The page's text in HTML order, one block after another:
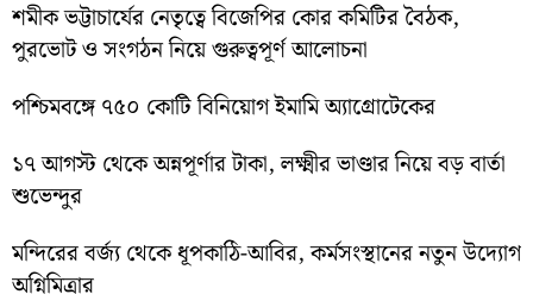
শমীক ভট্টাচার্যের নেতৃত্বে বিজেপির কোর কমিটির বৈঠক,
পুরভোট ও সংগঠন নিয়ে গুরুত্বপূর্ণ আলোচনা
পশ্চিমবঙ্গে ৭৫০ কোটি বিনিয়োগ ইমামি অ্যাগ্রোটেকের
১৭ আগস্ট থেকে অন্নপূর্ণার টাকা, লক্ষ্মীর ভাণ্ডার নিয়ে বড় বার্তা
শুভেন্দুর
মন্দিরের বর্জ্য থেকে ধূপকাঠি-আবির, কর্মসংস্থানের নতুন উদ্যোগ
অগ্নিমিত্রার